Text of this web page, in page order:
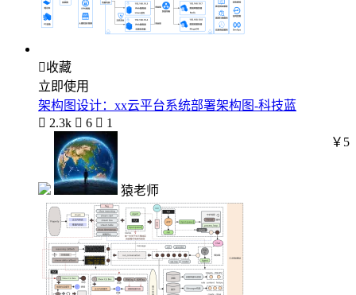
收藏
立即使用
架构图设计：xx云平台系统部署架构图-科技蓝
 2.3k  6  1
猿老师
￥5